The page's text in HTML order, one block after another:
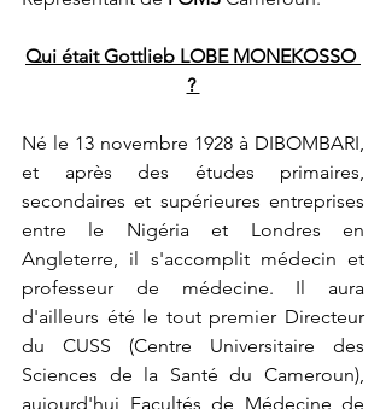
Qui était Gottlieb LOBE MONEKOSSO
?
Né le 13 novembre 1928 à DIBOMBARI,
et après des études primaires,
secondaires et supérieures entreprises
entre le Nigéria et Londres en
Angleterre, il s'accomplit médecin et
professeur de médecine. Il aura
d'ailleurs été le tout premier Directeur
du CUSS (Centre Universitaire des
Sciences de la Santé du Cameroun),
aujourd'hui Facultés de Médecine de